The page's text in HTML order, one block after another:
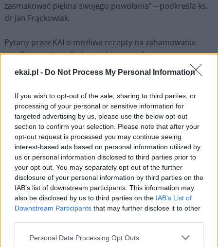
ekai.pl - Do Not Process My Personal Information
If you wish to opt-out of the sale, sharing to third parties, or
processing of your personal or sensitive information for
targeted advertising by us, please use the below opt-out
section to confirm your selection. Please note that after your
opt-out request is processed you may continue seeing
interest-based ads based on personal information utilized by
us or personal information disclosed to third parties prior to
your opt-out. You may separately opt-out of the further
disclosure of your personal information by third parties on the
IAB’s list of downstream participants. This information may
also be disclosed by us to third parties on the IAB’s List of
Downstream Participants that may further disclose it to other
Personal Data Processing Opt Outs
zasmakować piękna swojego powołania” – podkreśla ks.
dr Jan Frąckowiak.
Pytany przez KAI o możliwe recepty na zahamowanie
spadkowego trendu święceń, przewodniczący
Konferencji Rektorów Seminariów Duchownych
odpowiada: – Nie wiem, czy można zahamować trend
spadkowy. Jednak celem działań wspólnoty Kościoła nie
ma być hamowanie trendów, ale głoszenie z mocą
Ewangelii. Jeśli w Polsce będzie wielu ludzi, którzy spotkali
żyjącego Chrystusa – nadającego sens życiu i
wydobywającego z wewnętrznej pustki – to w Kościele
będzie życie. Nie zabraknie też potrzebnych powołań –
podsumowuje ks. dr Jan Frąckowiak.
cieszymy się, że odwiedzasz nasz portal. Jesteśmy